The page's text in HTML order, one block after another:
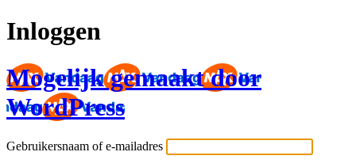
Inloggen
Mogelijk gemaakt door
WordPress
Gebruikersnaam of e-mailadres